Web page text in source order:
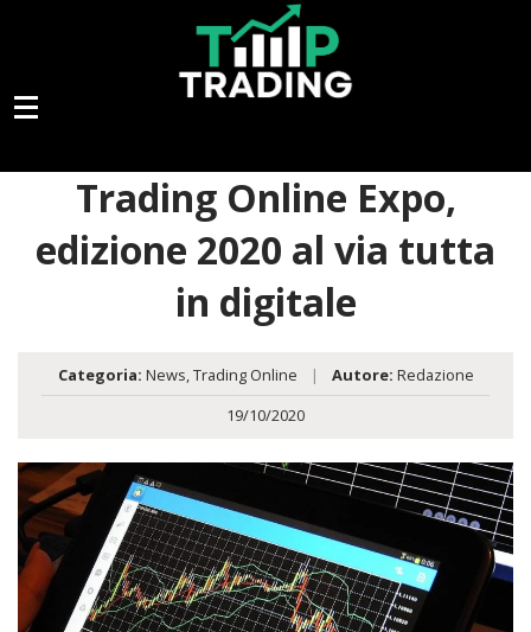
Trading Online Expo,
edizione 2020 al via tutta
in digitale
Categoria: News,Trading Online | Autore: Redazione
19/10/2020